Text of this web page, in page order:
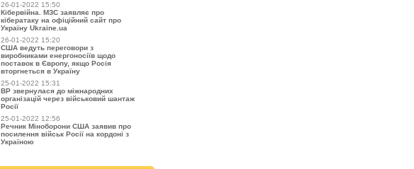
26-01-2022 15:50
Кібервійна. МЗС заявляє про
кібератаку на офіційний сайт про
Україну Ukraine.ua
26-01-2022 15:20
США ведуть переговори з
виробниками енергоносіїв щодо
поставок в Європу, якщо Росія
вторгнеться в Україну
25-01-2022 15:31
ВР звернулася до міжнародних
організацій через військовий шантаж
Росії
25-01-2022 12:56
Речник Міноборони США заявив про
посилення військ Росії на кордоні з
Україною